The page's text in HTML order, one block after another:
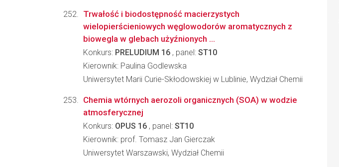
Trwałość i biodostępność macierzystych
wielopierścieniowych węglowodorów aromatycznych z
biowegla w glebach użyźnionych ...
Konkurs: PRELUDIUM 16 , panel: ST10
Kierownik: Paulina Godlewska
Uniwersytet Marii Curie-Skłodowskiej w Lublinie, Wydział Chemii
Chemia wtórnych aerozoli organicznych (SOA) w wodzie
atmosferycznej
Konkurs: OPUS 16 , panel: ST10
Kierownik: prof. Tomasz Jan Gierczak
Uniwersytet Warszawski, Wydział Chemii